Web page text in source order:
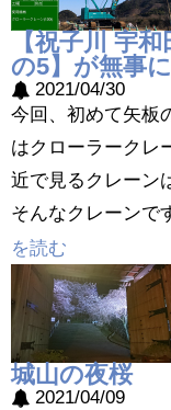
【祝子川 宇
の5】が無事
2021/04/30
今回、初めて矢板
はクローラークレ
近で見るクレーン
そんなクレーンで
を読む
城山の夜桜
2021/04/09